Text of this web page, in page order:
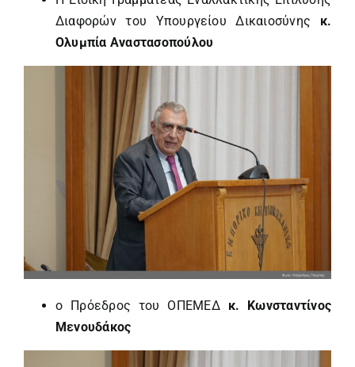
Διαφορών του Υπουργείου Δικαιοσύνης κ.
Ολυμπία Αναστασοπούλου
ο Πρόεδρος του ΟΠΕΜΕΔ κ. Κωνσταντίνος
Μενουδάκος